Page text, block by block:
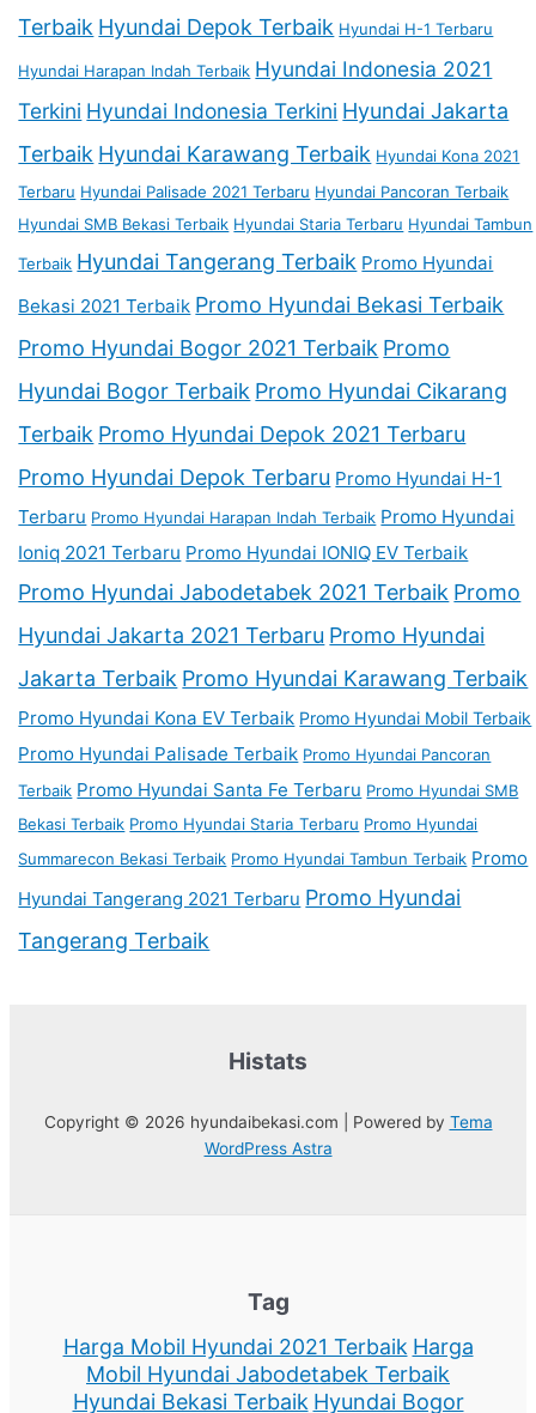
Terbaik Hyundai Depok Terbaik Hyundai H-1 Terbaru
Hyundai Harapan Indah Terbaik Hyundai Indonesia 2021
Terkini Hyundai Indonesia Terkini Hyundai Jakarta
Terbaik Hyundai Karawang Terbaik Hyundai Kona 2021
Terbaru Hyundai Palisade 2021 Terbaru Hyundai Pancoran Terbaik
Hyundai SMB Bekasi Terbaik Hyundai Staria Terbaru Hyundai Tambun
Terbaik Hyundai Tangerang Terbaik Promo Hyundai
Bekasi 2021 Terbaik Promo Hyundai Bekasi Terbaik
Promo Hyundai Bogor 2021 Terbaik Promo
Hyundai Bogor Terbaik Promo Hyundai Cikarang
Terbaik Promo Hyundai Depok 2021 Terbaru
Promo Hyundai Depok Terbaru Promo Hyundai H-1
Terbaru Promo Hyundai Harapan Indah Terbaik Promo Hyundai
Ioniq 2021 Terbaru Promo Hyundai IONIQ EV Terbaik
Promo Hyundai Jabodetabek 2021 Terbaik Promo
Hyundai Jakarta 2021 Terbaru Promo Hyundai
Jakarta Terbaik Promo Hyundai Karawang Terbaik
Promo Hyundai Kona EV Terbaik Promo Hyundai Mobil Terbaik
Promo Hyundai Palisade Terbaik Promo Hyundai Pancoran
Terbaik Promo Hyundai Santa Fe Terbaru Promo Hyundai SMB
Bekasi Terbaik Promo Hyundai Staria Terbaru Promo Hyundai
Summarecon Bekasi Terbaik Promo Hyundai Tambun Terbaik Promo
Hyundai Tangerang 2021 Terbaru Promo Hyundai
Tangerang Terbaik
Histats
Copyright © 2026 hyundaibekasi.com | Powered by Tema
WordPress Astra
Tag
Harga Mobil Hyundai 2021 Terbaik Harga
Mobil Hyundai Jabodetabek Terbaik
Hyundai Bekasi Terbaik Hyundai Bogor